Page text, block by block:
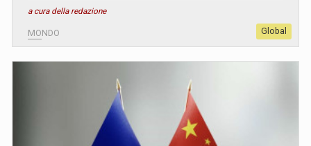
a cura della redazione
MONDO Global